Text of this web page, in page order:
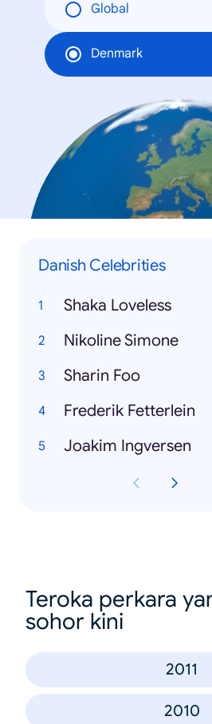
Global
Denmark
Danish Celebrities
Shaka Loveless
Nikoline Simone
Sharin Foo
Frederik Fetterlein
Joakim Ingversen
Teroka perkara
sohor kini
2011
2010